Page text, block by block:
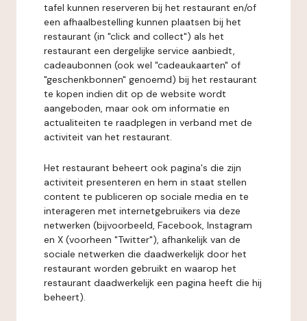
tafel kunnen reserveren bij het restaurant en/of
een afhaalbestelling kunnen plaatsen bij het
restaurant (in "click and collect") als het
restaurant een dergelijke service aanbiedt,
cadeaubonnen (ook wel "cadeaukaarten" of
"geschenkbonnen" genoemd) bij het restaurant
te kopen indien dit op de website wordt
aangeboden, maar ook om informatie en
actualiteiten te raadplegen in verband met de
activiteit van het restaurant.
Het restaurant beheert ook pagina's die zijn
activiteit presenteren en hem in staat stellen
content te publiceren op sociale media en te
interageren met internetgebruikers via deze
netwerken (bijvoorbeeld, Facebook, Instagram
en X (voorheen "Twitter"), afhankelijk van de
sociale netwerken die daadwerkelijk door het
restaurant worden gebruikt en waarop het
restaurant daadwerkelijk een pagina heeft die hij
beheert).